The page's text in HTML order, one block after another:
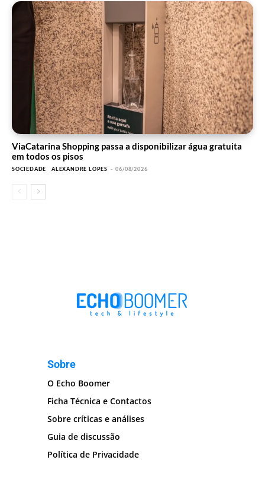
ViaCatarina Shopping passa a disponibilizar água gratuita
em todos os pisos
SOCIEDADE ALEXANDRE LOPES - 06/08/2026
Sobre
O Echo Boomer
Ficha Técnica e Contactos
Sobre críticas e análises
Guia de discussão
Política de Privacidade